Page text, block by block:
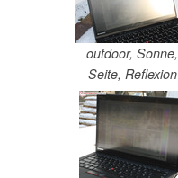
outdoor, Sonne,
Seite, Reflexion